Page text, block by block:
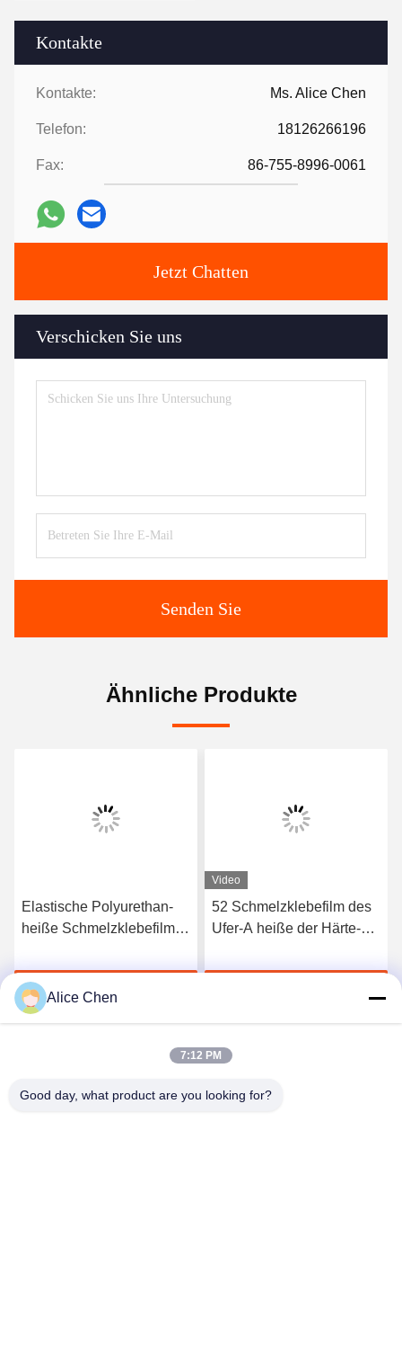
Kontakte
Kontakte: Ms. Alice Chen
Telefon: 18126266196
Fax: 86-755-8996-0061
Jetzt Chatten
Verschicken Sie uns
Senden Sie
Ähnliche Produkte
Elastische Polyurethan-
heiße Schmelzklebefilm
Jetzt Chatten
Video
52 Schmelzklebefilm des
Ufer-A heiße der Härte-
Unterwäsche
Alice Chen
7:12 PM
Good day, what product are you looking for?